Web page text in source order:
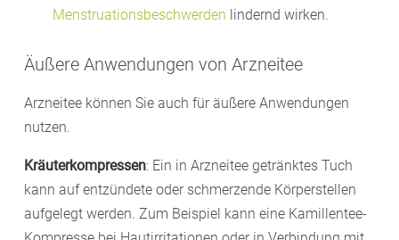
Menstruationsbeschwerden lindernd wirken.
Äußere Anwendungen von Arzneitee
Arzneitee können Sie auch für äußere Anwendungen
nutzen.
Kräuterkompressen: Ein in Arzneitee getränktes Tuch
kann auf entzündete oder schmerzende Körperstellen
aufgelegt werden. Zum Beispiel kann eine Kamillentee-